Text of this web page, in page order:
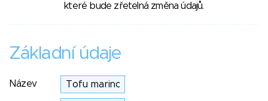
které bude zřetelná změna údajů.
Základní údaje
Název